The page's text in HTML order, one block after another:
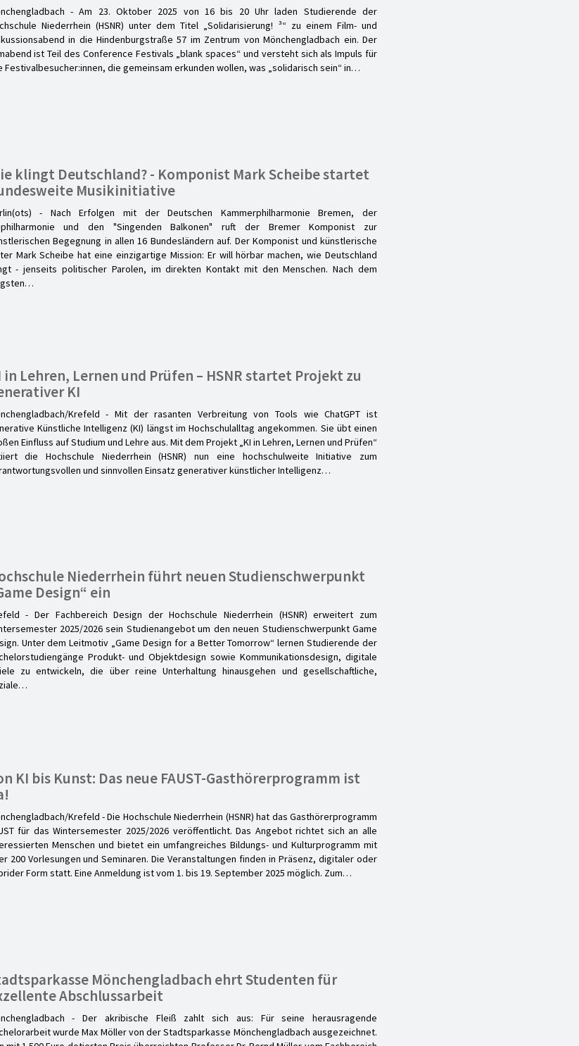
- Am 23. Oktober 2025 von 16 bis 20 Uhr laden Studierende der
Niederrhein (HSNR) unter dem Titel „Solidarisierung! ³“ zu einem Film- und
in die Hindenburgstraße 57 im Zentrum von Mönchengladbach ein. Der
ist Teil des Conference Festivals „blank spaces“ und versteht sich als Impuls für
Festivalbesucher:innen, die gemeinsam erkunden wollen, was „solidarisch sein“ in…
klingt Deutschland? - Komponist Mark Scheibe startet
Musikinitiative
- Nach Erfolgen mit der Deutschen Kammerphilharmonie Bremen, der
und den "Singenden Balkonen" ruft der Bremer Komponist zur
Begegnung in allen 16 Bundesländern auf. Der Komponist und künstlerische
Mark Scheibe hat eine einzigartige Mission: Er will hörbar machen, wie Deutschland
- jenseits politischer Parolen, im direkten Kontakt mit den Menschen. Nach dem
in Lehren, Lernen und Prüfen – HSNR startet Projekt zu
KI
Krefeld - Mit der rasanten Verbreitung von Tools wie ChatGPT ist
Künstliche Intelligenz (KI) längst im Hochschulalltag angekommen. Sie übt einen
Einfluss auf Studium und Lehre aus. Mit dem Projekt „KI in Lehren, Lernen und Prüfen“
die Hochschule Niederrhein (HSNR) nun eine hochschulweite Initiative zum
und sinnvollen Einsatz generativer künstlicher Intelligenz…
Niederrhein führt neuen Studienschwerpunkt
Design“ ein
- Der Fachbereich Design der Hochschule Niederrhein (HSNR) erweitert zum
2025/2026 sein Studienangebot um den neuen Studienschwerpunkt Game
Unter dem Leitmotiv „Game Design for a Better Tomorrow“ lernen Studierende der
Produkt- und Objektdesign sowie Kommunikationsdesign, digitale
zu entwickeln, die über reine Unterhaltung hinausgehen und gesellschaftliche,
KI bis Kunst: Das neue FAUST-Gasthörerprogramm ist
Krefeld - Die Hochschule Niederrhein (HSNR) hat das Gasthörerprogramm
für das Wintersemester 2025/2026 veröffentlicht. Das Angebot richtet sich an alle
Menschen und bietet ein umfangreiches Bildungs- und Kulturprogramm mit
200 Vorlesungen und Seminaren. Die Veranstaltungen finden in Präsenz, digitaler oder
Form statt. Eine Anmeldung ist vom 1. bis 19. September 2025 möglich. Zum…
Mönchengladbach ehrt Studenten für
Abschlussarbeit
- Der akribische Fleiß zahlt sich aus: Für seine herausragende
wurde Max Möller von der Stadtsparkasse Mönchengladbach ausgezeichnet.